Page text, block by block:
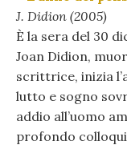
J. Didion (2005)
È la sera del 30
Joan Didion,
scrittrice, inizia
lutto e sogno
addio all’uomo
profondo